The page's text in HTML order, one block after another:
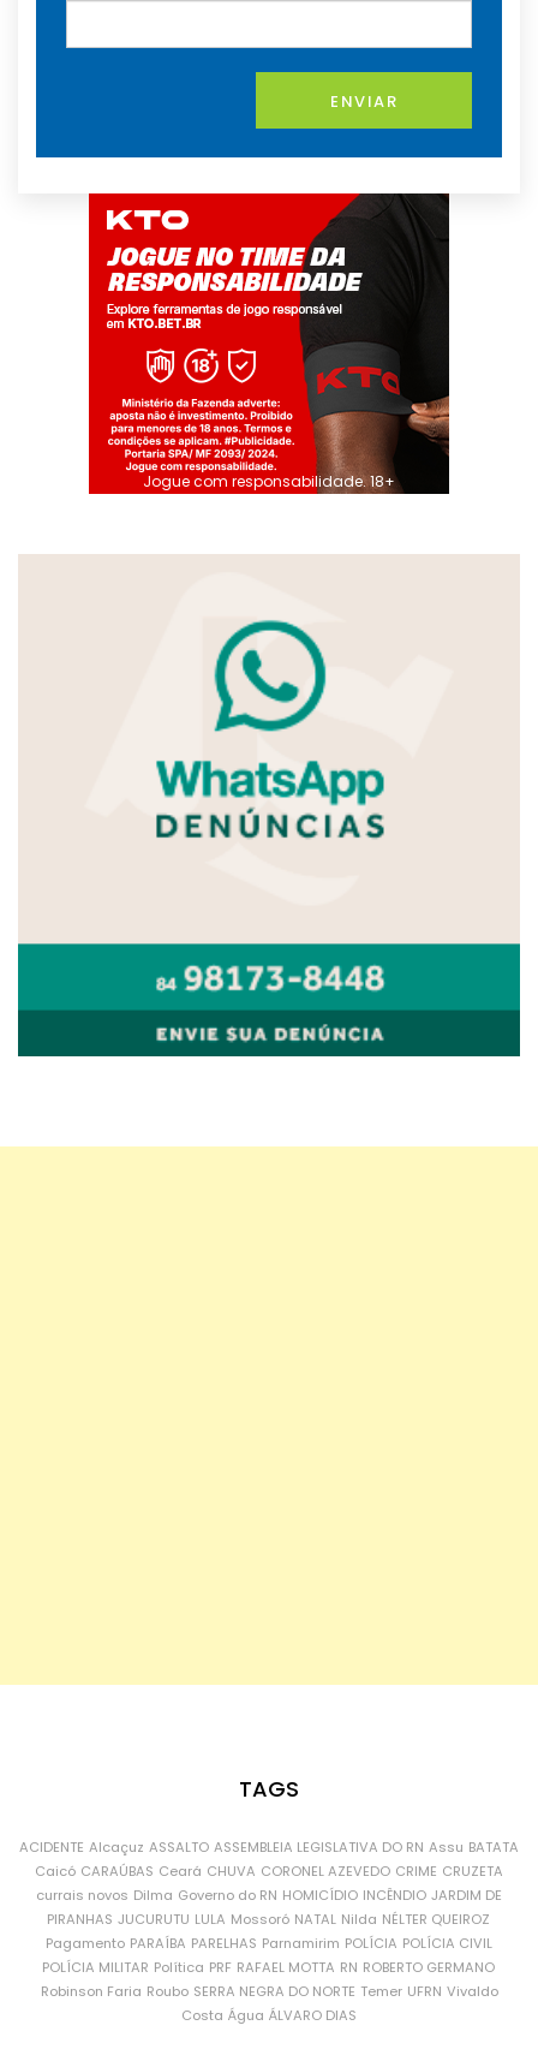
ENVIAR
Jogue com responsabilidade. 18+
TAGS
ACIDENTE Alcaçuz ASSALTO ASSEMBLEIA LEGISLATIVA DO RN Assu BATATA
Caicó CARAÚBAS Ceará CHUVA CORONEL AZEVEDO CRIME CRUZETA
currais novos Dilma Governo do RN HOMICÍDIO INCÊNDIO JARDIM DE
PIRANHAS JUCURUTU LULA Mossoró NATAL Nilda NÉLTER QUEIROZ
Pagamento PARAÍBA PARELHAS Parnamirim POLÍCIA POLÍCIA CIVIL
POLÍCIA MILITAR Política PRF RAFAEL MOTTA RN ROBERTO GERMANO
Robinson Faria Roubo SERRA NEGRA DO NORTE Temer UFRN Vivaldo
Costa Água ÁLVARO DIAS